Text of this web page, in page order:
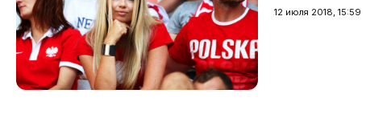
12 июля 2018, 15:59